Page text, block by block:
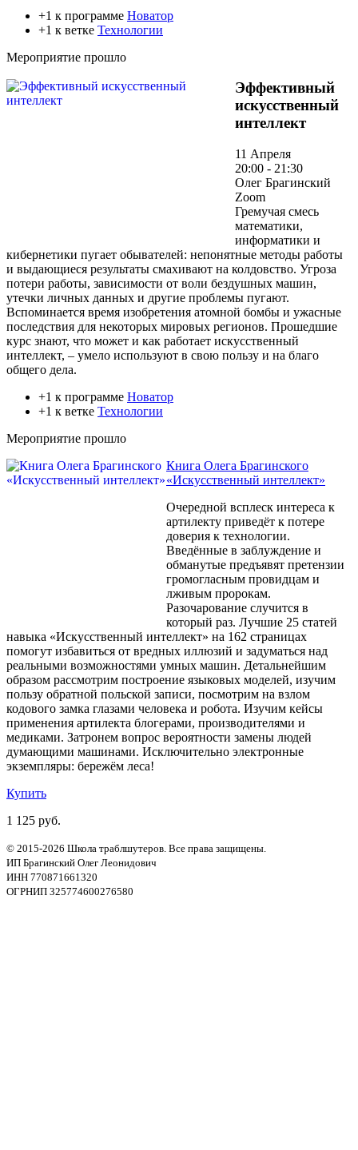
+1 к программе Новатор
+1 к ветке Технологии
Мероприятие прошло
Эффективный
искусственный
интеллект
11 Апреля
20:00 - 21:30
Олег Брагинский
Zoom
Гремучая смесь
математики,
информатики и
кибернетики пугает обывателей: непонятные методы работы
и выдающиеся результаты смахивают на колдовство. Угроза
потери работы, зависимости от воли бездушных машин,
утечки личных данных и другие проблемы пугают.
Вспоминается время изобретения атомной бомбы и ужасные
последствия для некоторых мировых регионов. Прошедшие
курс знают, что может и как работает искусственный
интеллект, – умело используют в свою пользу и на благо
общего дела.
+1 к программе Новатор
+1 к ветке Технологии
Мероприятие прошло
Книга Олега Брагинского
«Искусственный интеллект»
Очередной всплеск интереса к
артилекту приведёт к потере
доверия к технологии.
Введённые в заблуждение и
обманутые предъявят претензии
громогласным провидцам и
лживым пророкам.
Разочарование случится в
который раз. Лучшие 25 статей
навыка «Искусственный интеллект» на 162 страницах
помогут избавиться от вредных иллюзий и задуматься над
реальными возможностями умных машин. Детальнейшим
образом рассмотрим построение языковых моделей, изучим
пользу обратной польской записи, посмотрим на взлом
кодового замка глазами человека и робота. Изучим кейсы
применения артилекта блогерами, производителями и
медиками. Затронем вопрос вероятности замены людей
думающими машинами. Исключительно электронные
экземпляры: бережём леса!
Купить
1 125 руб.
© 2015-2026 Школа траблшутеров. Все права защищены.
ИП Брагинский Олег Леонидович
ИНН 770871661320
ОГРНИП 325774600276580